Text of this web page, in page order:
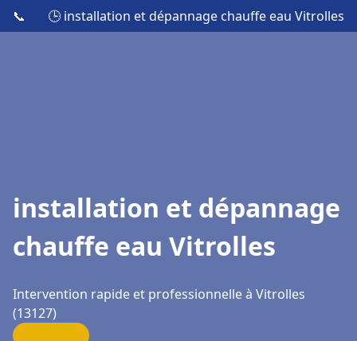
📞 🕒 installation et dépannage chauffe eau Vitrolles
installation et dépannage
chauffe eau Vitrolles
Intervention rapide et professionnelle à Vitrolles
(13127)